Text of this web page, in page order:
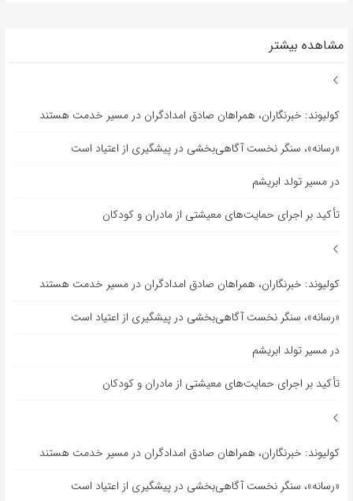
مشاهده بیشتر
کولیوند: خبرنگاران، همراهان صادق امدادگران در مسیر خدمت هستند
«رسانه»، سنگر نخست آگاهی‌بخشی در پیشگیری از اعتیاد است
در مسیر تولد ابریشم
تأکید بر اجرای حمایت‌های معیشتی از مادران و کودکان
کولیوند: خبرنگاران، همراهان صادق امدادگران در مسیر خدمت هستند
«رسانه»، سنگر نخست آگاهی‌بخشی در پیشگیری از اعتیاد است
در مسیر تولد ابریشم
تأکید بر اجرای حمایت‌های معیشتی از مادران و کودکان
کولیوند: خبرنگاران، همراهان صادق امدادگران در مسیر خدمت هستند
«رسانه»، سنگر نخست آگاهی‌بخشی در پیشگیری از اعتیاد است